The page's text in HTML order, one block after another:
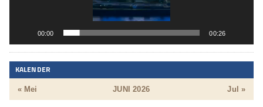
00:00 00:26
KALENDER
JUNI 2026
« Mei Jul »